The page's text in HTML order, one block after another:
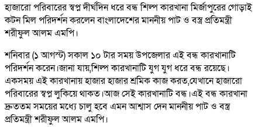
হাজারো পরিবারের স্বপ্ন দীর্ঘদিন ধরে বন্ধ শিল্প কারখানা মির্জাপুরের গোড়াই
কটন মিল পরিদর্শন করলেন বাংলাদেশের মাননীয় পাট ও বস্ত্র প্রতিমন্ত্রী
শরীফুল আলম এমপি।
শনিবার (১ আগস্ট) সকাল ১০ টার সময় উপজেলার এই বন্ধ কারখানাটি
পরিদর্শন করেন।জানা যায়,শিল্প কারখানাটি যুগ যুগ ধরে বন্ধ রয়েছে।
একসময় এই কারখানায় হাজার হাজার শ্রমিক কাজ করত,যেখানে হাজারো
পরিবারের স্বপ্ন লুকিয়ে থাকত।আজ সেই কারখানাটি বন্ধ।এই বন্ধ কারখানা
দ্রুততম সময়ের মধ্যে চালু হবে এমন আশ্বাস দেন মাননীয় পাট ও বস্ত্র
প্রতিমন্ত্রী শরীফুল আলম এমপি।